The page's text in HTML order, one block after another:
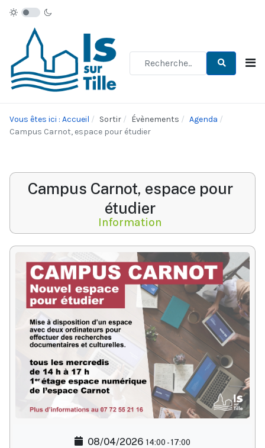
Vous êtes ici : Accueil Sortir Évènements
Agenda
Campus Carnot, espace pour étudier
Campus Carnot, espace pour
étudier
Information
08/04/2026 14:00 - 17:00